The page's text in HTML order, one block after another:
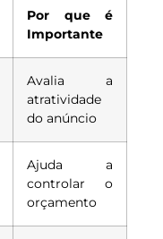
Por que é
Importante
Avalia a
atratividade
do anúncio
Ajuda a
controlar o
orçamento